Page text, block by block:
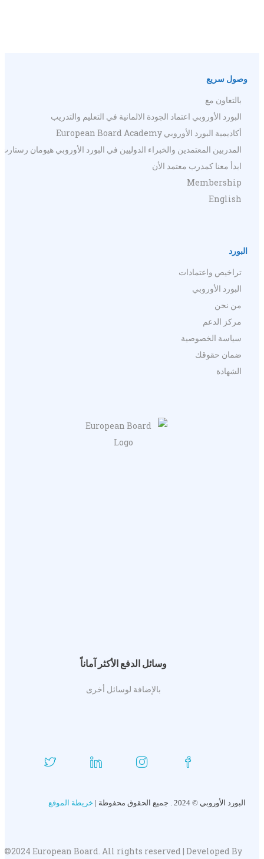
وصول سريع
بالتعاون مع
البورد الأوروبي اعتماد الجودة الالمانية في التعليم والتدريب
أكاديمية البورد الأوروبي European Board Academy
المدربين المعتمدين والخبراء الدوليين في البورد الأوروبي هيومان رستارت
ابدأ معنا كمدرب معتمد الأن
Membership
English
البورد
تراخيص واعتمادات
البورد الأوروبي
من نحن
مركز الدعم
سياسة الخصوصية
ضمان حقوقك
الشهادة
وسائل الدفع الأكثر آماناً
بالإضافة لوسائل أخرى
البورد الأوروبي © 2024 . جميع الحقوق محفوظة | خريطة الموقع
©2024 European Board. All rights reserved | Developed By